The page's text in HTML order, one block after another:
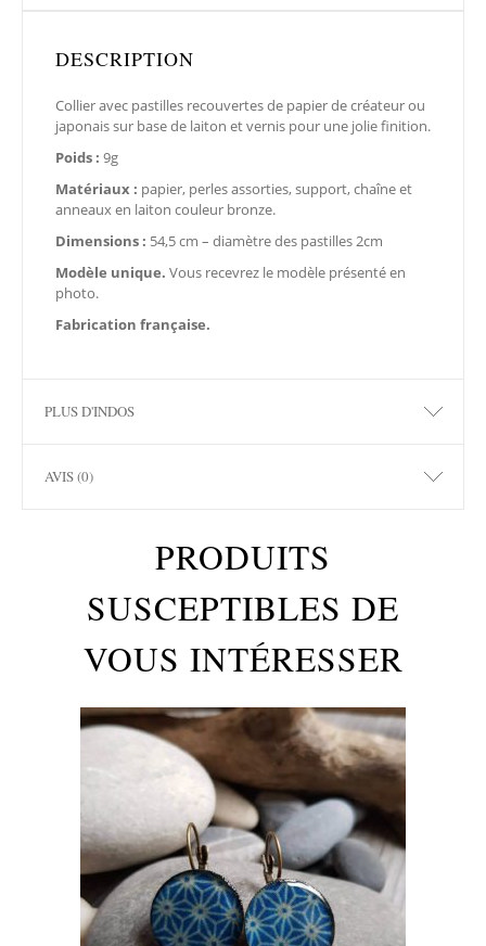
DESCRIPTION
Collier avec pastilles recouvertes de papier de créateur ou
japonais sur base de laiton et vernis pour une jolie finition.
Poids : 9g
Matériaux : papier, perles assorties, support, chaîne et
anneaux en laiton couleur bronze.
Dimensions : 54,5 cm – diamètre des pastilles 2cm
Modèle unique. Vous recevrez le modèle présenté en
photo.
Fabrication française.
PLUS D'INDOS
AVIS (0)
PRODUITS
SUSCEPTIBLES DE
VOUS INTÉRESSER